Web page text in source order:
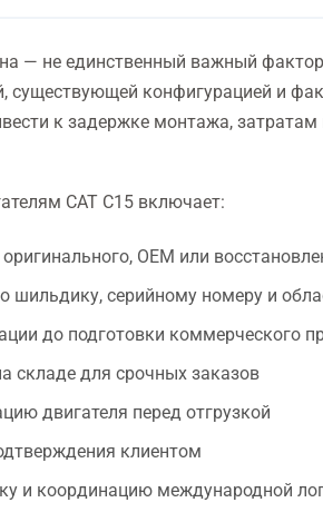
— не единственный важный
существующей конфигурацией и
к задержке монтажа,
CAT C15 включает:
OEM или
шильдику, серийному номеру и
до подготовки коммерческого
складе для срочных заказов
двигателя перед отгрузкой
клиентом
и координацию международной